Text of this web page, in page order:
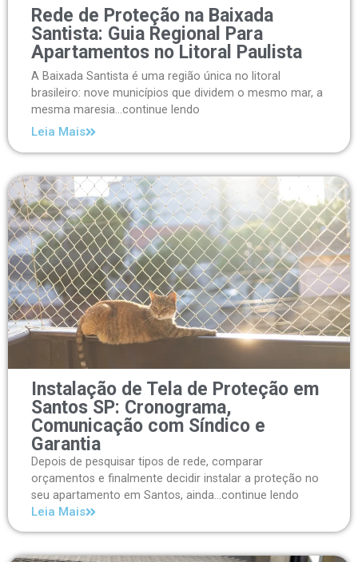
Rede de Proteção na Baixada
Santista: Guia Regional Para
Apartamentos no Litoral Paulista
A Baixada Santista é uma região única no litoral
brasileiro: nove municípios que dividem o mesmo mar, a
mesma maresia...continue lendo
Leia Mais
Instalação de Tela de Proteção em
Santos SP: Cronograma,
Comunicação com Síndico e
Garantia
Depois de pesquisar tipos de rede, comparar
orçamentos e finalmente decidir instalar a proteção no
seu apartamento em Santos, ainda...continue lendo
Leia Mais